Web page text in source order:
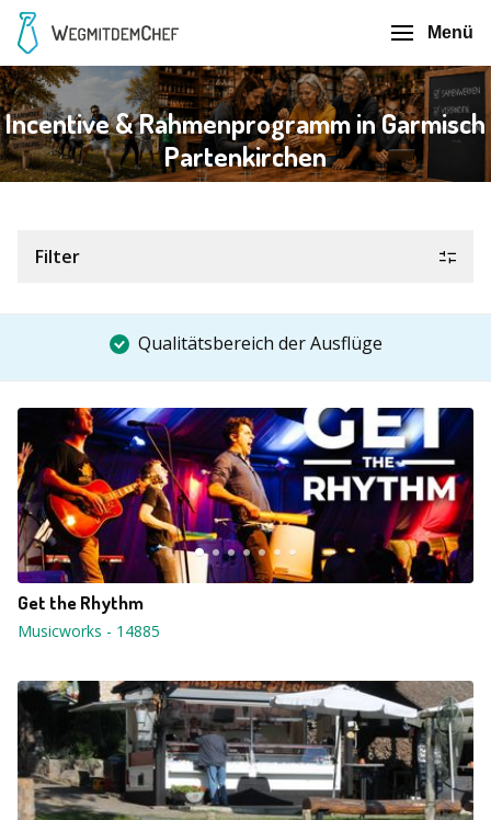
Menü
Incentive & Rahmenprogramm in Garmisch
Partenkirchen
Filter
Qualitätsbereich der Ausflüge
Get the Rhythm
Musicworks - 14885